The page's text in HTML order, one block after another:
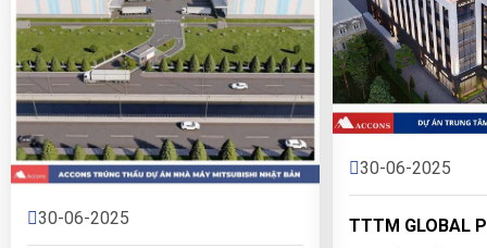
30-06-2025
30-06-2025
TTTM GLOBAL